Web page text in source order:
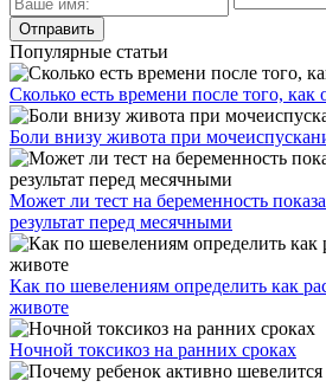
Популярные статьи
Сколько есть времени после того,
Боли внизу живота при
Может ли тест на беременность
результат перед месячными
Как по шевелениям определить как
животе
Ночной токсикоз на ранних сроках